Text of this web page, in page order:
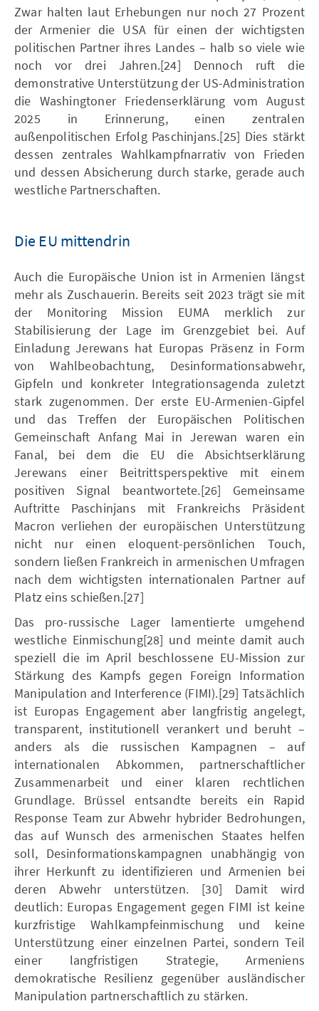
Zwar halten laut Erhebungen nur noch 27 Prozent
der Armenier die USA für einen der wichtigsten
politischen Partner ihres Landes – halb so viele wie
noch vor drei Jahren.[24] Dennoch ruft die
demonstrative Unterstützung der US-Administration
die Washingtoner Friedenserklärung vom August
2025 in Erinnerung, einen zentralen
außenpolitischen Erfolg Paschinjans.[25] Dies stärkt
dessen zentrales Wahlkampfnarrativ von Frieden
und dessen Absicherung durch starke, gerade auch
westliche Partnerschaften.
Die EU mittendrin
Auch die Europäische Union ist in Armenien längst
mehr als Zuschauerin. Bereits seit 2023 trägt sie mit
der Monitoring Mission EUMA merklich zur
Stabilisierung der Lage im Grenzgebiet bei. Auf
Einladung Jerewans hat Europas Präsenz in Form
von Wahlbeobachtung, Desinformationsabwehr,
Gipfeln und konkreter Integrationsagenda zuletzt
stark zugenommen. Der erste EU-Armenien-Gipfel
und das Treffen der Europäischen Politischen
Gemeinschaft Anfang Mai in Jerewan waren ein
Fanal, bei dem die EU die Absichtserklärung
Jerewans einer Beitrittsperspektive mit einem
positiven Signal beantwortete.[26] Gemeinsame
Auftritte Paschinjans mit Frankreichs Präsident
Macron verliehen der europäischen Unterstützung
nicht nur einen eloquent-persönlichen Touch,
sondern ließen Frankreich in armenischen Umfragen
nach dem wichtigsten internationalen Partner auf
Platz eins schießen.[27]
Das pro-russische Lager lamentierte umgehend
westliche Einmischung[28] und meinte damit auch
speziell die im April beschlossene EU-Mission zur
Stärkung des Kampfs gegen Foreign Information
Manipulation and Interference (FIMI).[29] Tatsächlich
ist Europas Engagement aber langfristig angelegt,
transparent, institutionell verankert und beruht –
anders als die russischen Kampagnen – auf
internationalen Abkommen, partnerschaftlicher
Zusammenarbeit und einer klaren rechtlichen
Grundlage. Brüssel entsandte bereits ein Rapid
Response Team zur Abwehr hybrider Bedrohungen,
das auf Wunsch des armenischen Staates helfen
soll, Desinformationskampagnen unabhängig von
ihrer Herkunft zu identifizieren und Armenien bei
deren Abwehr unterstützen. [30] Damit wird
deutlich: Europas Engagement gegen FIMI ist keine
kurzfristige Wahlkampfeinmischung und keine
Unterstützung einer einzelnen Partei, sondern Teil
einer langfristigen Strategie, Armeniens
demokratische Resilienz gegenüber ausländischer
Manipulation partnerschaftlich zu stärken.